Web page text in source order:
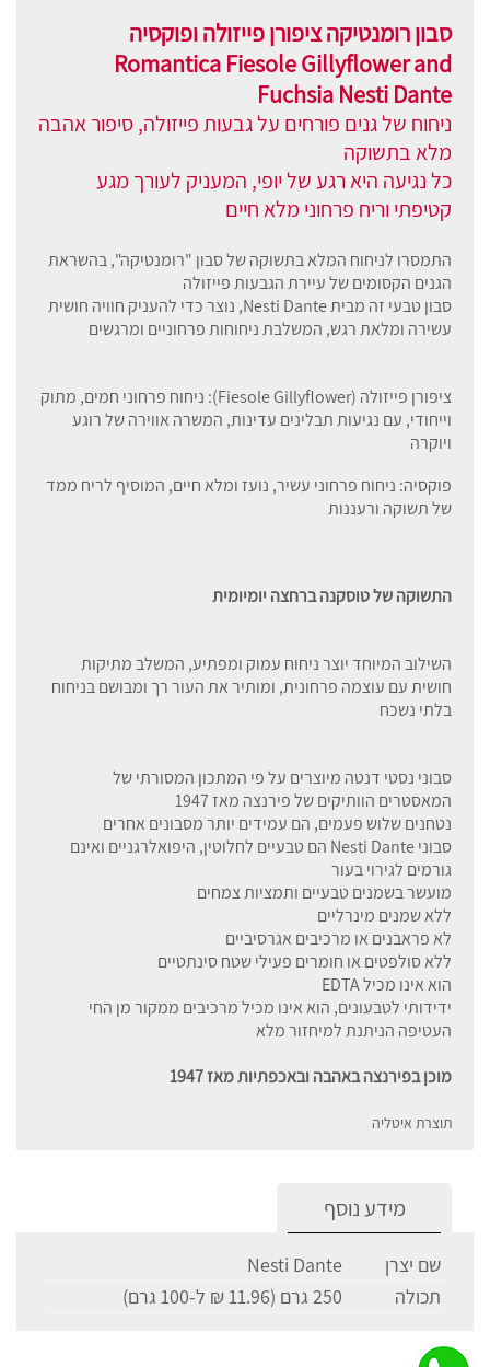
סבון רומנטיקה ציפורן פייזולה ופוקסיה
Romantica Fiesole Gillyflower and
Fuchsia Nesti Dante
ניחוח של גנים פורחים על גבעות פייזולה, סיפור אהבה
מלא בתשוקה
כל נגיעה היא רגע של יופי, המעניק לעורך מגע
קטיפתי וריח פרחוני מלא חיים
התמסרו לניחוח המלא בתשוקה של סבון "רומנטיקה", בהשראת
הגנים הקסומים של עיירת הגבעות פייזולה
סבון טבעי זה מבית Nesti Dante, נוצר כדי להעניק חוויה חושית
עשירה ומלאת רגש, המשלבת ניחוחות פרחוניים ומרגשים
ציפורן פייזולה (Fiesole Gillyflower): ניחוח פרחוני חמים, מתוק
וייחודי, עם נגיעות תבלינים עדינות, המשרה אווירה של רוגע
ויוקרה
פוקסיה: ניחוח פרחוני עשיר, נועז ומלא חיים, המוסיף לריח ממד
של תשוקה ורעננות
התשוקה של טוסקנה ברחצה יומיומית
השילוב המיוחד יוצר ניחוח עמוק ומפתיע, המשלב מתיקות
חושית עם עוצמה פרחונית, ומותיר את העור רך ומבושם בניחוח
בלתי נשכח
סבוני נסטי דנטה מיוצרים על פי המתכון המסורתי של
המאסטרים הוותיקים של פירנצה מאז 1947
נטחנים שלוש פעמים, הם עמידים יותר מסבונים אחרים
סבוני Nesti Dante הם טבעיים לחלוטין, היפואלרגניים ואינם
גורמים לגירוי בעור
מועשר בשמנים טבעיים ותמציות צמחים
ללא שמנים מינרליים
לא פראבנים או מרכיבים אגרסיביים
ללא סולפטים או חומרים פעילי שטח סינתטיים
הוא אינו מכיל EDTA
ידידותי לטבעונים, הוא אינו מכיל מרכיבים ממקור מן החי
העטיפה הניתנת למיחזור מלא
מוכן בפירנצה באהבה ובאכפתיות מאז 1947
תוצרת איטליה
מידע נוסף
שם יצרן
Nesti Dante
תכולה
250 גרם (11.96 ₪ ל-100 גרם)